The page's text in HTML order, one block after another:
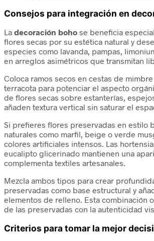
Consejos para integración en
La decoración boho se beneficia
flores secas por su estética natural y
especies como lavanda, pampas,
en arreglos asimétricos que transmitan
Coloca ramos secos en cestas de
terracota para potenciar el aspecto
de flores secas sobre estanterías,
añaden textura vertical sin saturar el
Si prefieres flores preservadas en estilo
naturales como marfil, beige o verde
colores artificiales intensos. Las
eucalipto glicerinado mantienen una
complementa textiles artesanales.
Mezcla ambos tipos para crear
preservadas como base estructural y
elementos de relleno. Esta combinación
de las preservadas con la autenticidad
Criterios para tomar la mejor